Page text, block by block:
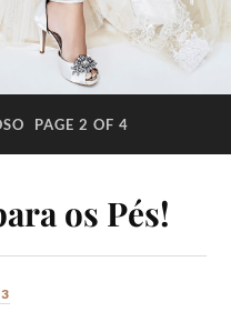
PAGE 2 OF 4
os Pés!